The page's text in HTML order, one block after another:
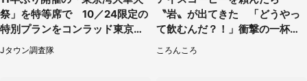
祭」を特等席で 10／24限定の
特別プランをコンラッド東京が
販売【8／3～10／16】
Jタウン調査隊
〝岩〟が出てきた 「どうやっ
て飲むんだ？！」衝撃の一杯が
ころんころ